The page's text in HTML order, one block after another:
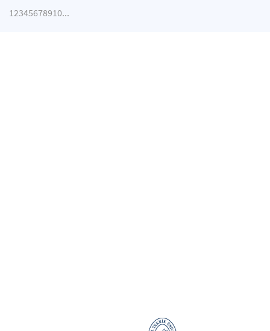
12345678910...